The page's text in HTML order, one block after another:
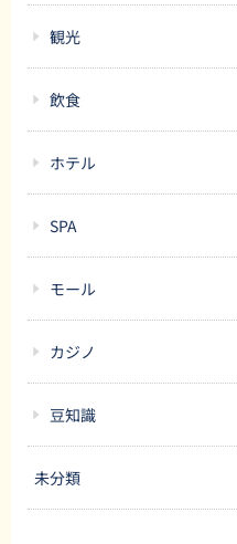
観光
飲食
ホテル
SPA
モール
カジノ
豆知識
未分類